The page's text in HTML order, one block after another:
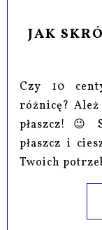
JAK
Czy 10
różnicę? Ależ
płaszcz! 😉
płaszcz i
Twoich